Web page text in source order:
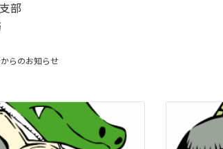
部
らのお知らせ